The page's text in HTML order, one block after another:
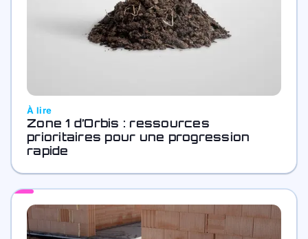
À lire
Zone 1 d’Orbis : ressources
prioritaires pour une progression
rapide